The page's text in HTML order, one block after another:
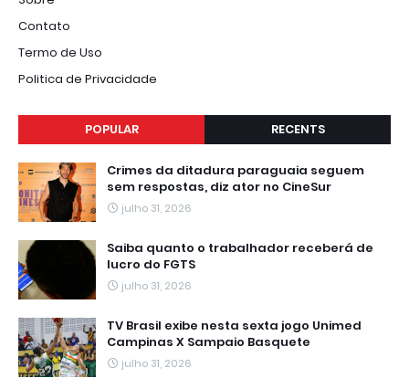
Contato
Termo de Uso
Politica de Privacidade
POPULAR RECENTS
Crimes da ditadura paraguaia seguem
sem respostas, diz ator no CineSur
julho 31, 2026
Saiba quanto o trabalhador receberá de
lucro do FGTS
julho 31, 2026
TV Brasil exibe nesta sexta jogo Unimed
Campinas X Sampaio Basquete
julho 31, 2026